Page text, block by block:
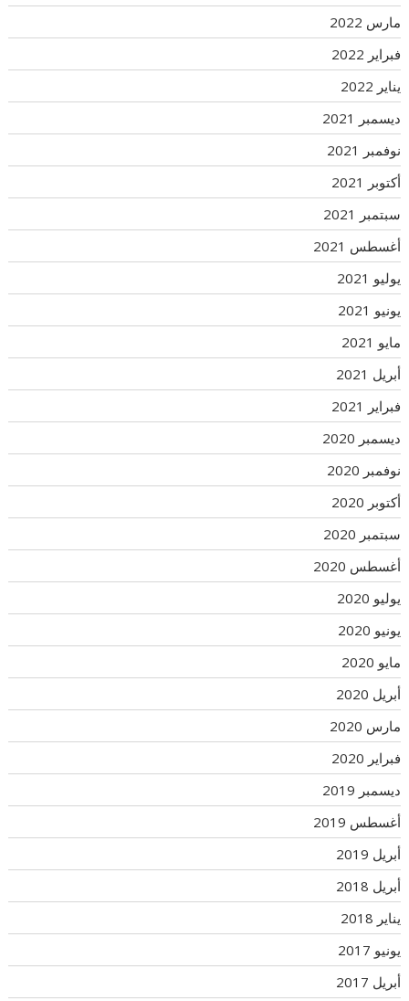
مارس 2022
فبراير 2022
يناير 2022
ديسمبر 2021
نوفمبر 2021
أكتوبر 2021
سبتمبر 2021
أغسطس 2021
يوليو 2021
يونيو 2021
مايو 2021
أبريل 2021
فبراير 2021
ديسمبر 2020
نوفمبر 2020
أكتوبر 2020
سبتمبر 2020
أغسطس 2020
يوليو 2020
يونيو 2020
مايو 2020
أبريل 2020
مارس 2020
فبراير 2020
ديسمبر 2019
أغسطس 2019
أبريل 2019
أبريل 2018
يناير 2018
يونيو 2017
أبريل 2017